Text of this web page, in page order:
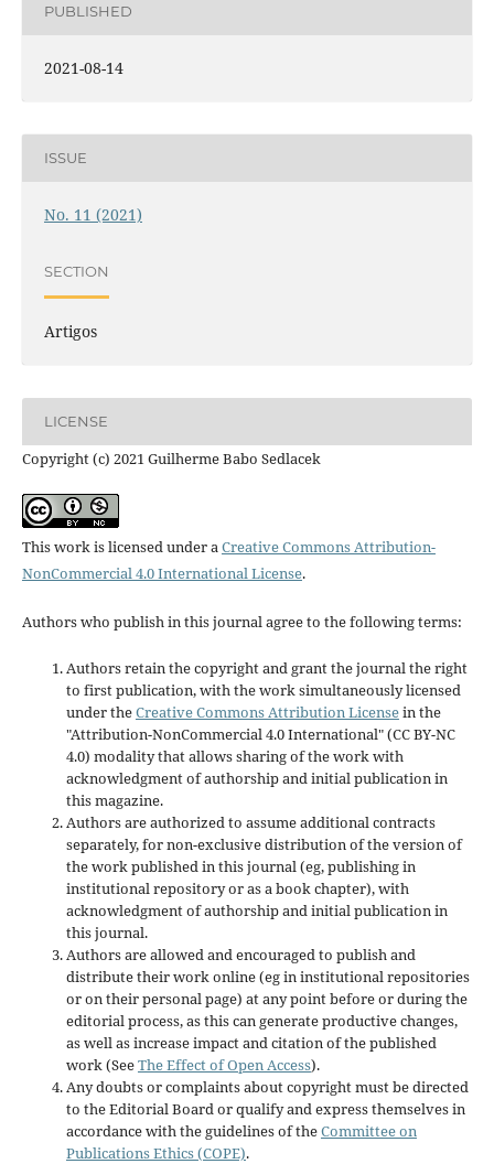
PUBLISHED
2021-08-14
ISSUE
No. 11 (2021)
SECTION
Artigos
LICENSE
Copyright (c) 2021 Guilherme Babo Sedlacek
This work is licensed under aCreative Commons Attribution-
NonCommercial 4.0 International License.
Authors who publish in this journal agree to the following terms:
Authors retain the copyright and grant the journal the right
to first publication, with the work simultaneously licensed
under theCreative Commons Attribution Licensein the
"Attribution-NonCommercial 4.0 International" (CC BY-NC
4.0) modality that allows sharing of the work with
acknowledgment of authorship and initial publication in
this magazine.
Authors are authorized to assume additional contracts
separately, for non-exclusive distribution of the version of
the work published in this journal (eg, publishing in
institutional repository or as a book chapter), with
acknowledgment of authorship and initial publication in
this journal.
Authors are allowed and encouraged to publish and
distribute their work online (eg in institutional repositories
or on their personal page) at any point before or during the
editorial process, as this can generate productive changes,
as well as increase impact and citation of the published
work (SeeThe Effect of Open Access).
Any doubts or complaints about copyright must be directed
to the Editorial Board or qualify and express themselves in
accordance with the guidelines of theCommittee on
Publications Ethics (COPE).